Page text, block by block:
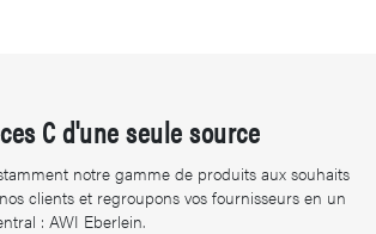
C d'une seule source
notre gamme de produits aux souhaits
clients et regroupons vos fournisseurs en un
: AWI Eberlein.